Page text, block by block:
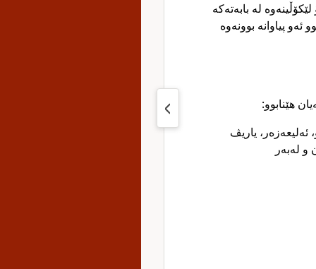
لە بابەتەکە
پیاوانە بوونەوە
هێنابوو:
یاریڤ
و لەبەر